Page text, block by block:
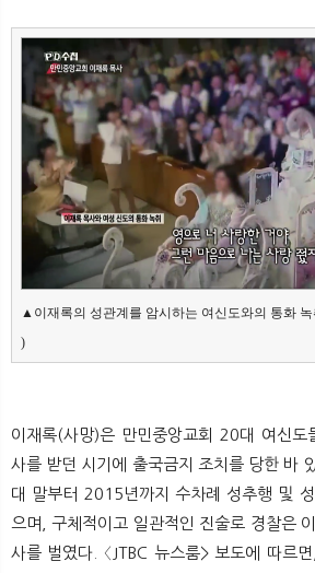
▲이재록의 성관계를 암시하는 여신도와의 통화 녹
)
이재록(사망)은 만민중앙교회 20대 여신도
사를 받던 시기에 출국금지 조치를 당한 바
대 말부터 2015년까지 수차례 성추행 및
으며, 구체적이고 일관적인 진술로 경찰은
사를 벌였다. 〈JTBC 뉴스룸> 보도에 따르